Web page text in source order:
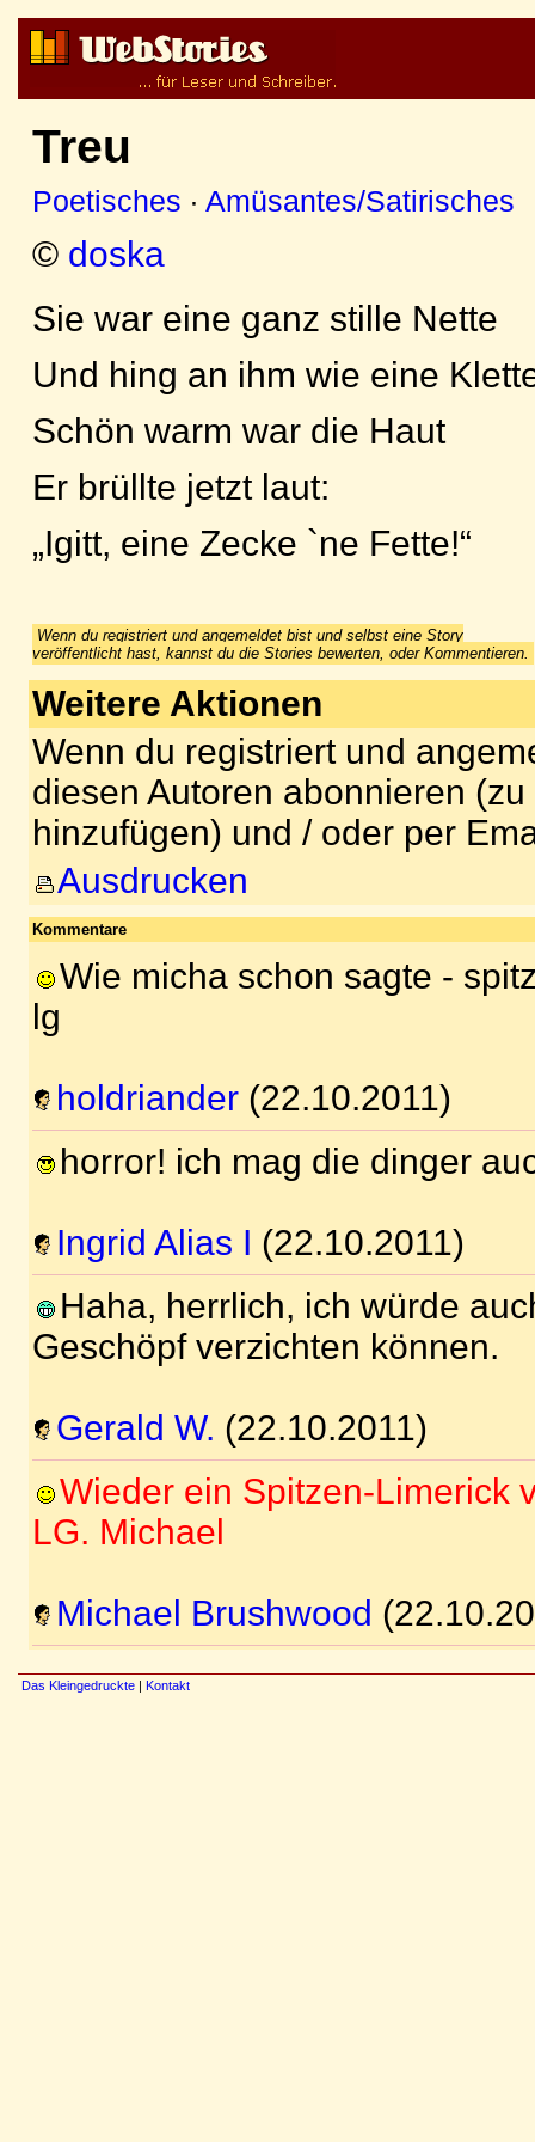
Treu
Poetisches · Amüsantes/Satirisches
© doska
Sie war eine ganz stille Nette
Und hing an ihm wie eine
Schön warm war die Haut
Er brüllte jetzt laut:
„Igitt, eine Zecke `ne Fette!“
Wenn du registriert und angemeldet bist und selbst eine Story
veröffentlicht hast, kannst du die Stories bewerten, oder Kommentieren.
Weitere Aktionen
Wenn du registriert und
diesen Autoren abonnieren
hinzufügen) und / oder per
Ausdrucken
Kommentare
Wie micha schon sagte -
lg
holdriander (22.10.2011)
horror! ich mag die dinger
Ingrid Alias I (22.10.2011)
Haha, herrlich, ich würde
Geschöpf verzichten können.
Gerald W. (22.10.2011)
Wieder ein Spitzen-Limerick
LG. Michael
Michael Brushwood
Das Kleingedruckte | Kontakt